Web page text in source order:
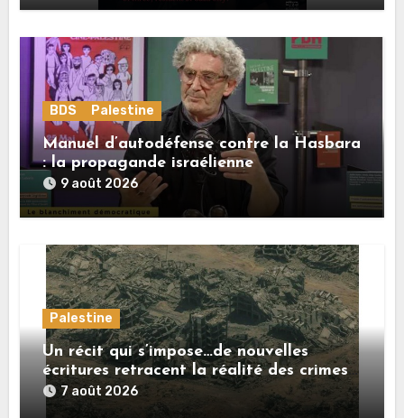
BDS Palestine
Manuel d’autodéfense contre la Hasbara
: la propagande israélienne
9 août 2026
Palestine
Un récit qui s’impose…de nouvelles
écritures retracent la réalité des crimes
sionistes à Gaza
7 août 2026